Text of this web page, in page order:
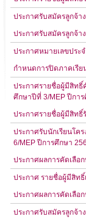
ประกาศรับสมัครลูกจ้า
ประกาศรับสมัครลูกจ้า
ประกาศหมายเลขประ
กำหนดการปิดภาคเรีย
ประกาศรายชื่อผู้มีสิทธิ์
ศึกษาปีที่ 3/MEP ปีกา
ประกาศรายชื่อผู้มีสิทธิ์
ประกาศรับนักเรียนโค
6/MEP ปีการศึกษา
ประกาศผลการคัดเลือ
ประกาศ รายชื่อผู้มีสิทธิ์
ประกาศผลการคัดเลือ
ประกาศรับสมัครลูกจ้